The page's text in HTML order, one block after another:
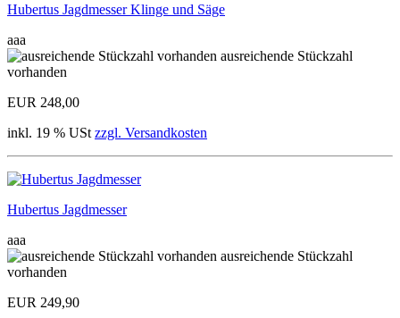
Hubertus Jagdmesser Klinge und Säge
aaa
ausreichende Stückzahl
vorhanden
EUR 248,00
inkl. 19 % USt zzgl. Versandkosten
Hubertus Jagdmesser
aaa
ausreichende Stückzahl
vorhanden
EUR 249,90